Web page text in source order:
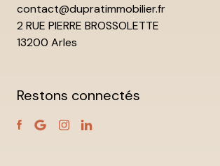
contact@dupratimmobilier.fr
2 RUE PIERRE BROSSOLETTE
13200 Arles
Restons connectés